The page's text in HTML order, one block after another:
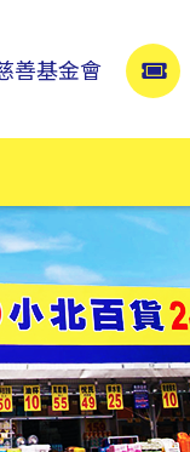
善基金會